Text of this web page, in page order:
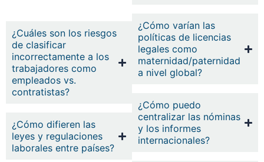
¿Cuáles son los riesgos
de clasificar
incorrectamente a los
trabajadores como
empleados vs.
contratistas?
¿Cómo difieren las
leyes y regulaciones
laborales entre países?
¿Cómo varían las
políticas de licencias
legales como
maternidad/paternidad
a nivel global?
¿Cómo puedo
centralizar las nóminas
y los informes
internacionales?